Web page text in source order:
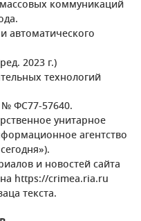
коммуникаций
автоматического
2023 г.)
технологий
№ ФС77-57640.
унитарное
агентство
и новостей сайта
https://crimea.ria.ru
текста.